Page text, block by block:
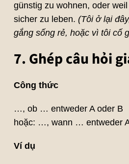
günstig zu wohnen, oder
sicher zu leben. (Tôi ở lại
gắng sống rẻ, hoặc vì tôi cố
7. Ghép câu hỏi
Công thức
…, ob … entweder A oder B
hoặc: …, wann … entweder
Ví dụ